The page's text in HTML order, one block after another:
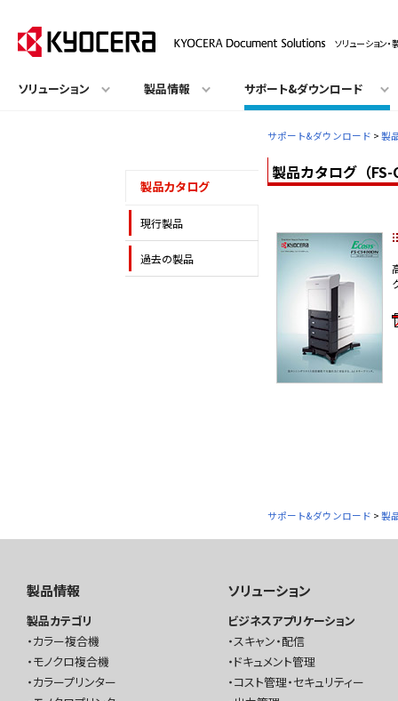
ソリューション
ソリューション 製品情報 サポート&ダウンロード
製品カタログ
現行製品
過去の製品
サポート&ダウンロード > 製
製品カタログ（
サポート&ダウンロード > 製
製品情報
製品カテゴリ
カラー複合機
モノクロ複合機
カラープリンター
ソリューション
ビジネスアプリケーション
スキャン・配信
ドキュメント管理
コスト管理・セキュリティー